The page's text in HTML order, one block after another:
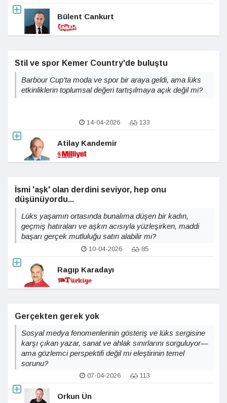
Bülent Cankurt
Stil ve spor Kemer Country'de buluştu
Barbour Cup'ta moda ve spor bir araya geldi, ama lüks
etkinliklerin toplumsal değeri tartışılmaya açık değil mi?
14-04-2026 133
Atilay Kandemir
İsmi 'aşk' olan derdini seviyor, hep onu
düşünüyordu...
Lüks yaşamın ortasında bunalıma düşen bir kadın,
geçmiş hatıraları ve aşkın acısıyla yüzleşirken, maddi
başarı gerçek mutluluğu satın alabilir mi?
10-04-2026 85
Ragıp Karadayı
Gerçekten gerek yok
Sosyal medya fenomenlerinin gösteriş ve lüks sergisine
karşı çıkan yazar, sanat ve ahlak sınırlarını sorguluyor—
ama gözlemci perspektifi değil mi eleştirinin temel
sorunu?
07-04-2026 113
Orkun Ün